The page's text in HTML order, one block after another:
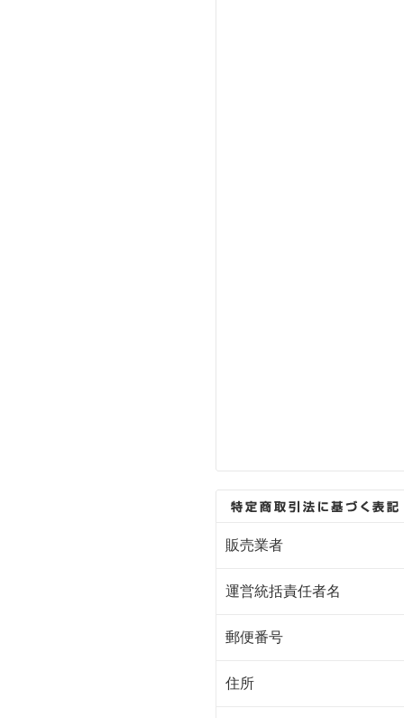
販売業者
運営統括責任者名
郵便番号
住所